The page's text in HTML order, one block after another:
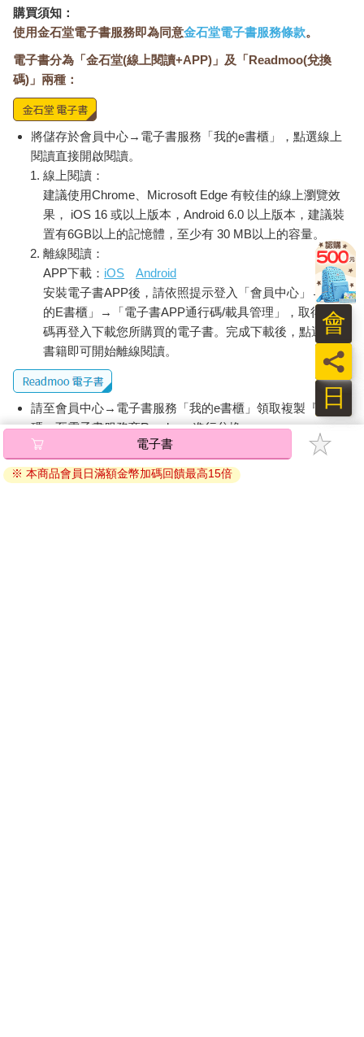
如今我注意到這一切，偏偏是在我的身體無法補救這些狀況的時
候，這感覺就像是復仇的希臘諸神設計的精巧刑罰。但這就是
活，從我親手製造的混亂中奪回主控權。這是我必須走進孤獨與
沉思的時刻，我必須離開舊日的同盟，任憑一些友誼的細線鬆
落，哪怕只是暫時。這條路我一生中不知走過多少次。我以艱難
的方式學會了度冬這套本事。
就算我沒預見自己的冬期，至少我在早期便及時察覺。我只是有
點迷失，如此而己；只是像我家窗戶那樣，有點蒙塵。我下定決
心要有意識地走進這個階段，讓它成為一種練習，讓我更了解自
己。我不想再犯同樣的錯。我甚至在想，若充分準備，其中是否
可能潛藏著某種樂趣。我能感覺低潮正在逼近，也知道烘焙與煮
湯終究不能永遠接住我。情況會比現在更糟：更黑暗、更貧瘠、
更孤單。我想先在身下鋪好一層稻草，等那一擊來臨時能稍微緩
衝。我想把一切都準備好。
一整袋意料之外的榲桲送來我家，是朋友寄來的，她說今年她家
的果樹前所未有地豐收。我不確定這一切是何時啟動的，是經歷
了特別肥沃的春天呢，還是在溼與乾之間平衡得恰到好處的夏季
呢──我自家的青梅樹也大豐收，是從九年前種下以來的頭一回。
海邊步道旁的灌木叢上結滿沉甸甸的黑莓，綠籬上點綴著亮紅的
玫瑰果，像一盞盞中國燈籠。夏天在臨終的痛苦中遍撒贈禮。
我母親有醃漬食物的習慣，而我也繼承了一點那樣的天性。我們
每年都會去姨母的花園搜刮野李、布蘭姆利酸蘋果、李子與桑
椹，我們幾個女人邊摘邊聊，手指染滿果汁的顏色。戰利品最後
會倒進外婆那只廣口醃漬鍋裡（我至今仍留著），煮成果醬與蘋
果酸辣醬。外公醃漬自種的紅蔥頭，母親做了一罐罐亮黃色的醃
購買須知：
使用金石堂電子書服務即為同意金石堂電子書服務條款。
電子書分為「金石堂(線上閱讀+APP)」及「Readmoo(兌換
碼)」兩種：
將儲存於會員中心→電子書服務「我的e書櫃」，點選線上
閱讀直接開啟閱讀。
線上閱讀：
建議使用Chrome、Microsoft Edge 有較佳的線上瀏覽效
果， iOS 16 或以上版本，Android 6.0 以上版本，建議裝
置有6GB以上的記憶體，至少有 30 MB以上的容量。
離線閱讀：
APP下載： iOS
Android
安裝電子書APP後，請依照提示登入「會員中心」→「我
的E書櫃」→「電子書APP通行碼/載具管理」，取得通行
碼再登入下載您所購買的電子書。完成下載後，點選任一
書籍即可開始離線閱讀。
請至會員中心→電子書服務「我的e書櫃」領取複製『兌換
碼』至電子書服務商Readmoo進行兌換。
退換貨須知：
因版權保護，您在金石堂所購買的電子書僅能以金石堂專屬
電子書
※ 本商品會員日滿額金幣加碼回饋最高15倍
日
員
會